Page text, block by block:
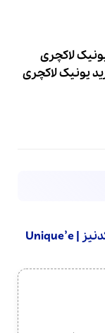
لاکچری
یونیک لاکچری
عطر ادکلن یونیک لاکچری آکدنیز | Unique’e